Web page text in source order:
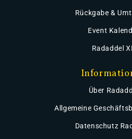
Rückgabe &
Event
Radaddel
Über
Allgemeine
Datenschutz